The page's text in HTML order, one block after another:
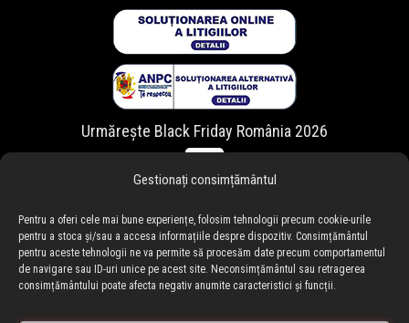
Gestionați consimțământul
Pentru a oferi cele mai bune experiențe, folosim tehnologii precum cookie-urile
pentru a stoca și/sau a accesa informațiile despre dispozitiv. Consimțământul
pentru aceste tehnologii ne va permite să procesăm date precum comportamentul
de navigare sau ID-uri unice pe acest site. Neconsimțământul sau retragerea
consimțământului poate afecta negativ anumite caracteristici și funcții.
Urmărește Black Friday România 2026